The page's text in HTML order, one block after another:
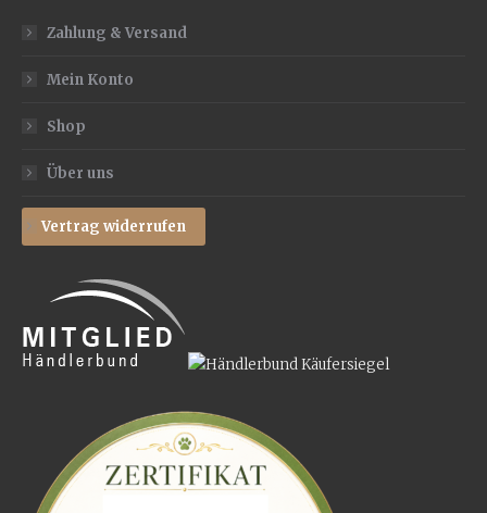
Zahlung & Versand
Mein Konto
Shop
Über uns
Vertrag widerrufen